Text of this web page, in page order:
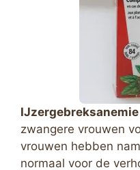
IJzergebreksanemie
zwangere vrouwen
vrouwen hebben
normaal voor de